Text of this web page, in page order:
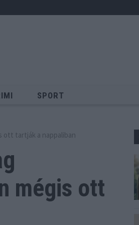
SPORT
ott tartják a nappaliban
mégis ott